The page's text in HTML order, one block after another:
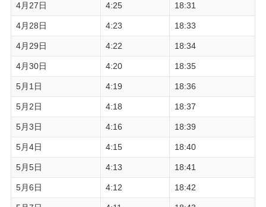
4月27日 4:25 18:31
4月28日 4:23 18:33
4月29日 4:22 18:34
4月30日 4:20 18:35
5月1日 4:19 18:36
5月2日 4:18 18:37
5月3日 4:16 18:39
5月4日 4:15 18:40
5月5日 4:13 18:41
5月6日 4:12 18:42